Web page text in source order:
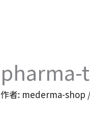
pharma-
作者: mederma-shop